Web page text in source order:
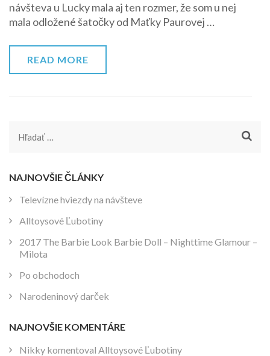
návšteva u Lucky mala aj ten rozmer, že som u nej
mala odložené šatočky od Maťky Paurovej …
READ MORE
Hľadať:
NAJNOVŠIE ČLÁNKY
Televízne hviezdy na návšteve
Alltoysové Ľubotiny
2017 The Barbie Look Barbie Doll – Nighttime Glamour –
Milota
Po obchodoch
Narodeninový darček
NAJNOVŠIE KOMENTÁRE
Nikky komentoval Alltoysové Ľubotiny